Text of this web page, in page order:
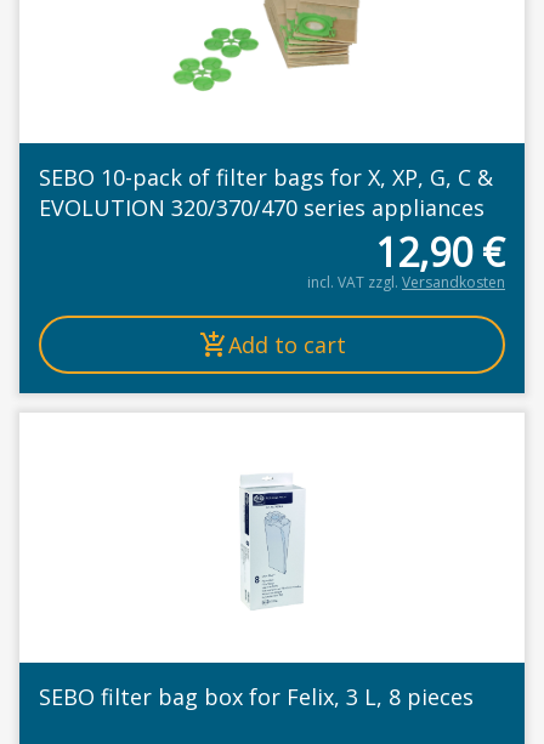
SEBO 10-pack of filter bags for X, XP, G, C &
EVOLUTION 320/370/470 series appliances
12,90€
incl. VAT zzgl. Versandkosten
Add to cart
SEBO filter bag box for Felix, 3 L, 8 pieces